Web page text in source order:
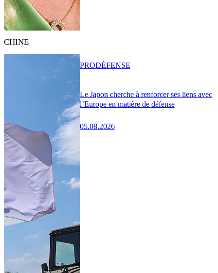
CHINE
Le Japon cherche à renforcer ses liens avec
l’Europe en matière de défense
05.08.2026
PRODÉFENSE